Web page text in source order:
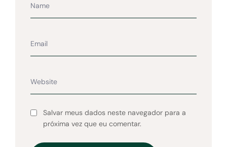
Salvar meus dados neste navegador para a
próxima vez que eu comentar.